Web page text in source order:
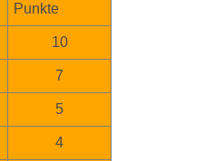
Punkte
10
7
5
4